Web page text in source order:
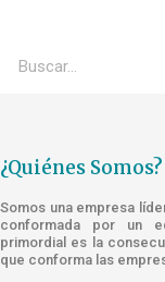
¿Quiénes Somos?
Somos una empresa
conformada por un
primordial es la
que conforma las